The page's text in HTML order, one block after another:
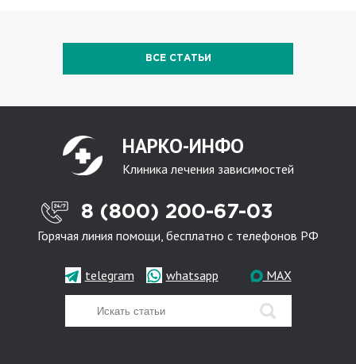
ВСЕ СТАТЬИ
НАРКО-ИНФО
Клиника лечения зависимостей
8 (800) 200-67-03
Горячая линия помощи, бесплатно с телефонов РФ
telegram whatsapp MAX